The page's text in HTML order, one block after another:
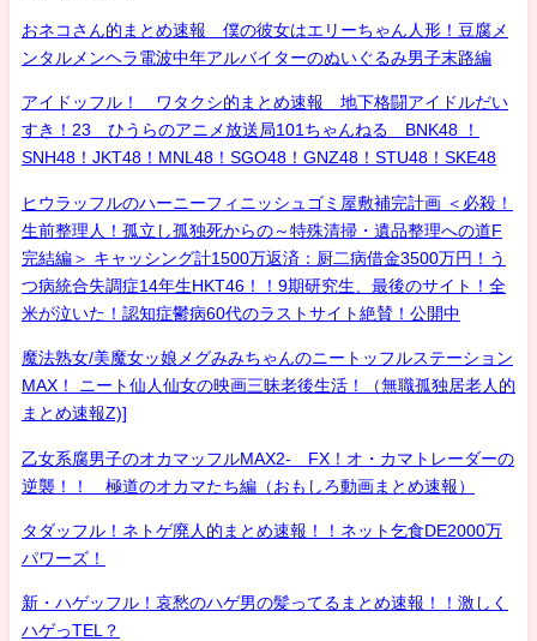
おネコさん的まとめ速報 僕の彼女はエリーちゃん人形！豆腐メ
ンタルメンヘラ電波中年アルバイターのぬいぐるみ男子末路編
アイドッフル！ ワタクシ的まとめ速報 地下格闘アイドルだい
すき！23 ひうらのアニメ放送局101ちゃんねる BNK48 ！
SNH48！JKT48！MNL48！SGO48！GNZ48！STU48！SKE48
ヒウラッフルのハーニーフィニッシュゴミ屋敷補完計画 ＜必殺！
生前整理人！孤立し孤独死からの～特殊清掃・遺品整理への道F
完結編＞ キャッシング計1500万返済：厨二病借金3500万円！う
つ病統合失調症14年生HKT46！！9期研究生、最後のサイト！全
米が泣いた！認知症鬱病60代のラストサイト絶賛！公開中
魔法熟女/美魔女ッ娘メグみみちゃんのニートッフルステーション
MAX！ ニート仙人仙女の映画三昧老後生活！（無職孤独居老人的
まとめ速報Z)]
乙女系腐男子のオカマッフルMAX2- FX！オ・カマトレーダーの
逆襲！！ 極道のオカマたち編（おもしろ動画まとめ速報）
タダッフル！ネトゲ廃人的まとめ速報！！ネット乞食DE2000万
パワーズ！
新・ハゲッフル！哀愁のハゲ男の髪ってるまとめ速報！！激しく
ハゲっTEL？